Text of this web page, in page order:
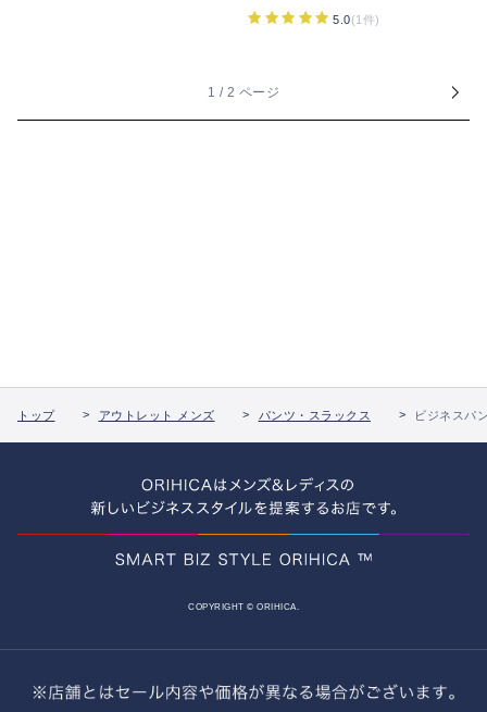
5.0(1件)
1 / 2 ページ
トップ アウトレット メンズ パンツ・スラックス ビジネスパ
COPYRIGHT © ORIHICA.